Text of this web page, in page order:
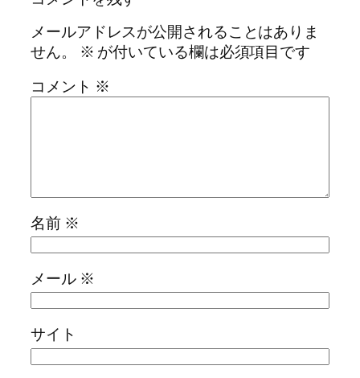
メールアドレスが公開されることはありま
せん。
※ が付いている欄は必須項目です
コメント ※
名前 ※
メール ※
サイト